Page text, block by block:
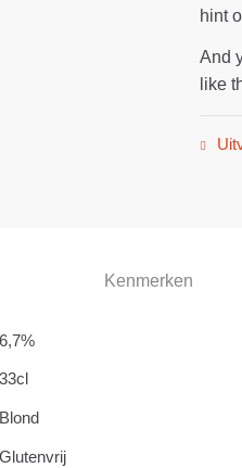
hint
And
like
Kenmerken
6,7%
33cl
Blond
Glutenvrij